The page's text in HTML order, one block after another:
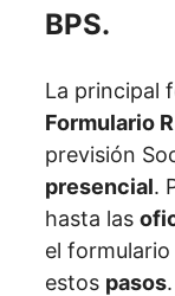
BPS.
La principal
Formulario
previsión
presencial.
hasta las
el
estos pasos.